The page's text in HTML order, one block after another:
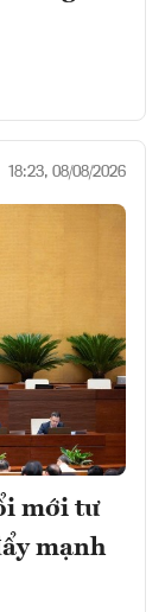
18:23, 08/08/2026
mới tư
mạnh